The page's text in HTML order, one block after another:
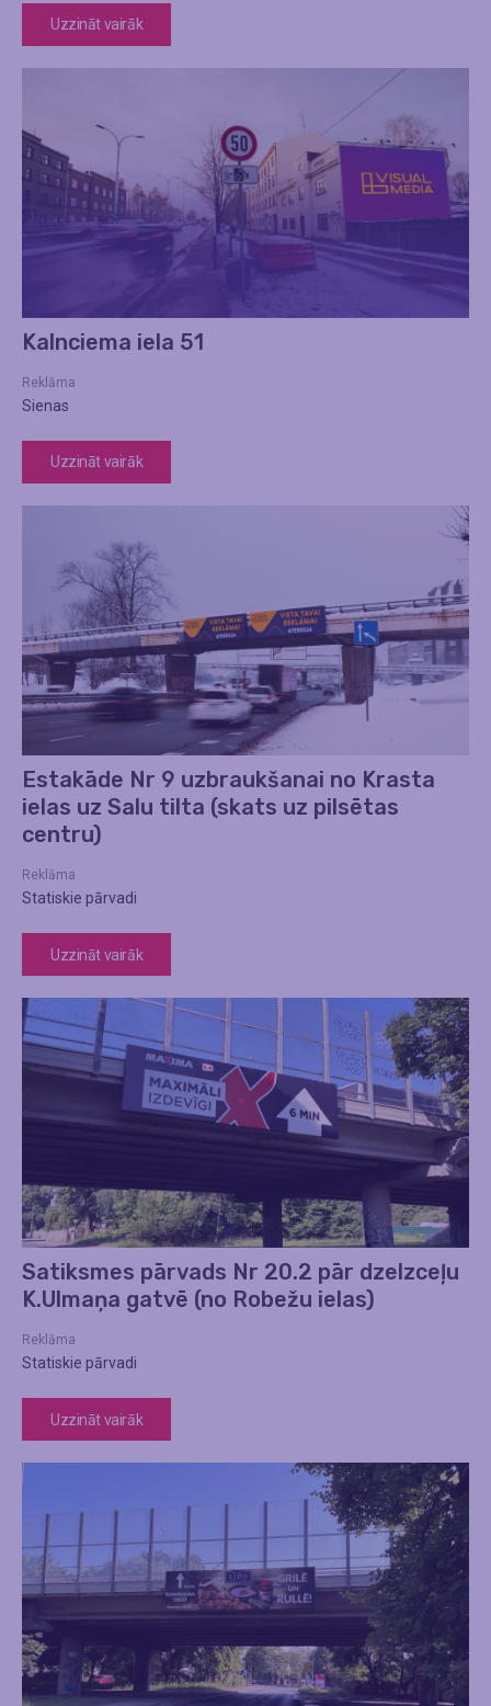
Uzzināt vairāk
Kalnciema iela 51
Reklāma
Sienas
Uzzināt vairāk
Estakāde Nr 9 uzbraukšanai no Krasta
ielas uz Salu tilta (skats uz pilsētas
centru)
Reklāma
Statiskie pārvadi
Uzzināt vairāk
Satiksmes pārvads Nr 20.2 pār dzelzceļu
K.Ulmaņa gatvē (no Robežu ielas)
Reklāma
Statiskie pārvadi
Uzzināt vairāk